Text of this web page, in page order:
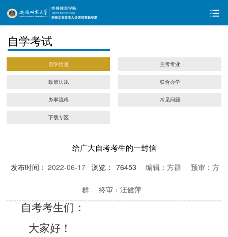
自学考试
自学信息 主考专业
政策法规 联合办学
办事流程 常见问题
下载专区
给广大自考考生的一封信
发布时间： 2022-06-17 浏览： 76453 编辑：方群 预审：方
群 终审：汪健萍
自考考生们：
大家好！